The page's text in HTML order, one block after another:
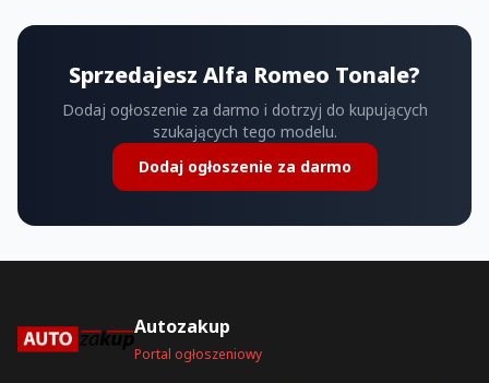
Sprzedajesz Alfa Romeo Tonale?
Dodaj ogłoszenie za darmo i dotrzyj do kupujących
szukających tego modelu.
Dodaj ogłoszenie za darmo
Autozakup
Portal ogłoszeniowy